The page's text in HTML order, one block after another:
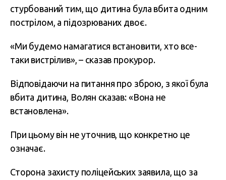
стурбований тим, що дитина була вбита одним
пострілом, а підозрюваних двоє.
«Ми будемо намагатися встановити, хто все-
таки вистрілив», – сказав прокурор.
Відповідаючи на питання про зброю, з якої була
вбита дитина, Волян сказав: «Вона не
встановлена».
При цьому він не уточнив, що конкретно це
означає.
Сторона захисту поліцейських заявила, що за